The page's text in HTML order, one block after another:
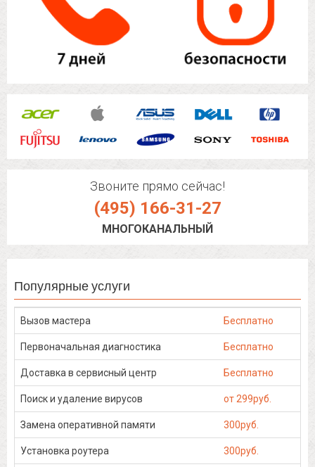
Звоните прямо сейчас!
(495) 166-31-27
МНОГОКАНАЛЬНЫЙ
Популярные услуги
Вызов мастера Бесплатно
Первоначальная диагностика Бесплатно
Доставка в сервисный центр Бесплатно
Поиск и удаление вирусов от 299руб.
Замена оперативной памяти 300руб.
Установка роутера 300руб.